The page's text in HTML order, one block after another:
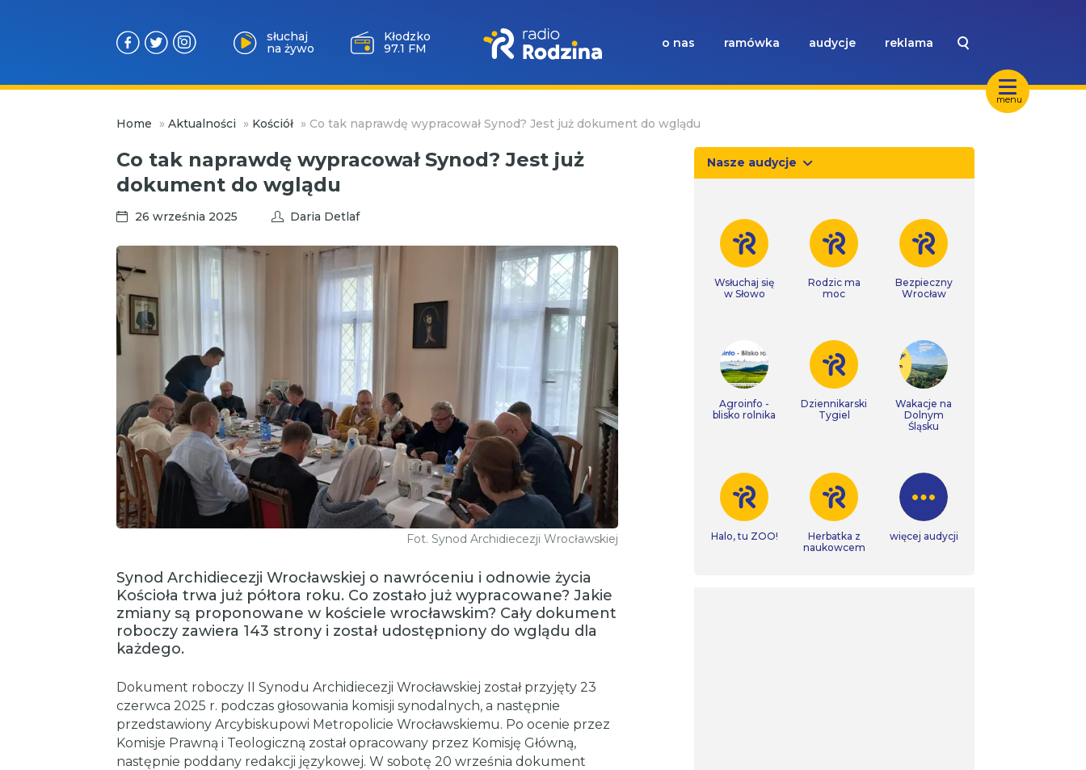
menu
słuchaj
na żywo
Wołów
99.6 FM
o nas ramówka audycje reklama
Home » Aktualności » Kościół » Co tak naprawdę wypracował Synod? Jest już dokument do wglądu
Co tak naprawdę wypracował Synod? Jest już
dokument do wglądu
26 września 2025 Daria Detlaf
Fot. Synod Archidiecezji Wrocławskiej
Synod Archidiecezji Wrocławskiej o nawróceniu i odnowie życia
Kościoła trwa już półtora roku. Co zostało już wypracowane? Jakie
zmiany są proponowane w kościele wrocławskim? Cały dokument
roboczy zawiera 143 strony i został udostępniony do wglądu dla
każdego.
Dokument roboczy II Synodu Archidiecezji Wrocławskiej został przyjęty 23
czerwca 2025 r. podczas głosowania komisji synodalnych, a następnie
przedstawiony Arcybiskupowi Metropolicie Wrocławskiemu. Po ocenie przez
Komisje Prawną i Teologiczną został opracowany przez Komisję Główną,
następnie poddany redakcji językowej. W sobotę 20 września dokument
Nasze audycje
Wsłuchaj się
w Słowo
Rodzic ma
moc
Bezpieczny
Wrocław
Agroinfo -
blisko rolnika
Dziennikarski
Tygiel
Wakacje na
Dolnym
Śląsku
Halo, tu ZOO!
Herbatka z
naukowcem
więcej audycji